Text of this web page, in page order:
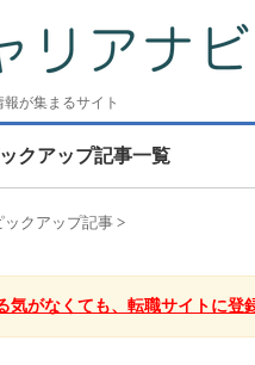
が集まるサイト
クアップ記事一覧
ックアップ記事 >
気がなくても、転職サイトに登